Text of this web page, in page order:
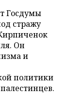
Госдумы
стражу
Он
и
политики